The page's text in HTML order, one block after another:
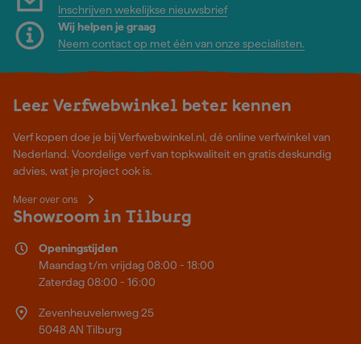
Inschrijven wekelijkse nieuwsbrief
Wij helpen je graag
Neem contact op met één van onze specialisten.
Leer Verfwebwinkel beter kennen
Verf kopen doe je bij Verfwebwinkel.nl, dé online verfwinkel van
Nederland. Voordelige verf van topkwaliteit en gratis deskundig
advies, wat je project ook is.
Meer over ons
Showroom in Tilburg
Openingstijden
Maandag t/m vrijdag 08:00 - 18:00
Zaterdag 08:00 - 16:00
Zevenheuvelenweg 25
5048 AN Tilburg